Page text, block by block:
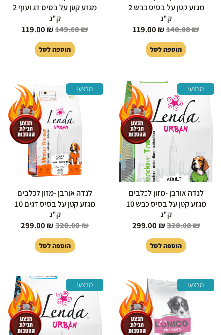
מגזע קטן על בסיס כבש 2
ק"ג
140.00₪
119.00 ₪
הוספה לסל
מגזע קטן על בסיס דג ועוף 2
ק"ג
149.00₪
119.00 ₪
הוספה לסל
מבצע!
לנדה אורבן -מזון לכלבים
מגזע קטן על בסיס כבש 10
ק"ג
320.00₪
המחיר
המקורי
היה:
320.00 ₪.
299.00 ₪
המחיר
הנוכחי
הוא:
299.00 ₪.
הוספה לסל
מבצע!
לנדה אורבן -מזון לכלבים
מגזע קטן על בסיס דגים 10
ק"ג
320.00₪
המקורי
היה:
320.00 ₪.
299.00 ₪
המחיר
הנוכחי
הוא:
₪.
הוספה לסל
מבצע!
המחיר
המקורי
היה:
259.00 ₪.
המחיר
הנוכחי
הוא:
249.00 ₪.
מבצע!
המחיר
המקורי
היה:
320.00 ₪.
המחיר
הנוכחי
הוא:
₪.